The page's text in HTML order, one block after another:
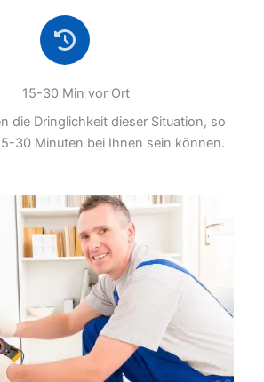
15-30 Min vor Ort
die Dringlichkeit dieser Situation, so
30 Minuten bei Ihnen sein können.